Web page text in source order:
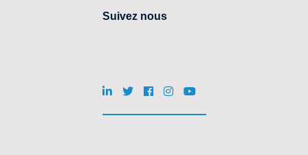
Suivez nous